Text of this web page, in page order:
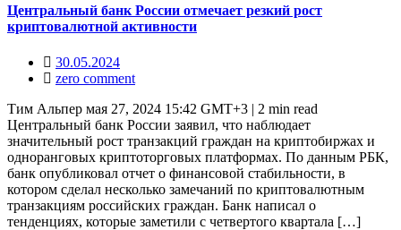
Центральный банк России отмечает резкий рост
криптовалютной активности
30.05.2024
zero comment
Тим Альпер мая 27, 2024 15:42 GMT+3 | 2 min read
Центральный банк России заявил, что наблюдает
значительный рост транзакций граждан на криптобиржах и
одноранговых криптоторговых платформах. По данным РБК,
банк опубликовал отчет о финансовой стабильности, в
котором сделал несколько замечаний по криптовалютным
транзакциям российских граждан. Банк написал о
тенденциях, которые заметили с четвертого квартала […]